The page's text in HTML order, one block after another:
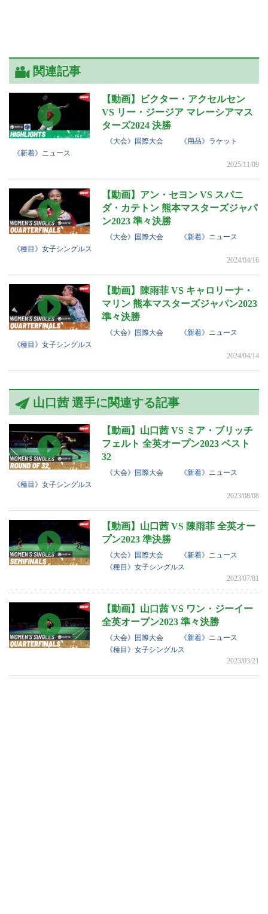
関連記事
【動画】ビクター・アクセルセン
VS リー・ジージア マレーシアマス
ターズ2024 決勝
《大会》国際大会
《用品》ラケット
《新着》ニュース
2025/11/09
【動画】アン・セヨン VS スパニ
ダ・カテトン 熊本マスターズジャパ
ン2023 準々決勝
《大会》国際大会
《新着》ニュース
《種目》女子シングルス
2024/04/16
【動画】陳雨菲 VS キャロリーナ・
マリン 熊本マスターズジャパン2023
準々決勝
《大会》国際大会
《新着》ニュース
《種目》女子シングルス
2024/04/14
山口茜 選手に関連する記事
【動画】山口茜 VS ミア・ブリッチ
フェルト 全英オープン2023 ベスト
32
《大会》国際大会
《新着》ニュース
《種目》女子シングルス
2023/08/08
【動画】山口茜 VS 陳雨菲 全英オー
プン2023 準決勝
《大会》国際大会
《新着》ニュース
《種目》女子シングルス
2023/07/01
【動画】山口茜 VS ワン・ジーイー
全英オープン2023 準々決勝
《大会》国際大会
《新着》ニュース
《種目》女子シングルス
2023/03/21